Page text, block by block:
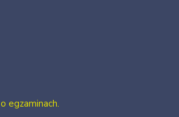
egzaminach.